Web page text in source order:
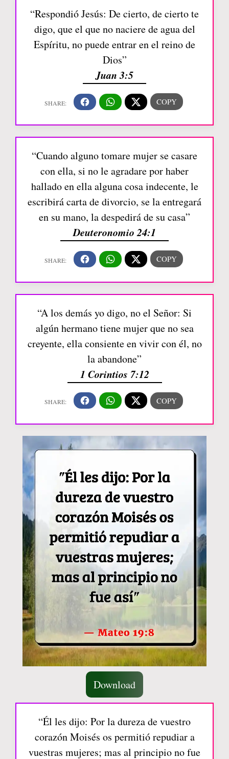
“Respondió Jesús: De cierto, de cierto te
digo, que el que no naciere de agua del
Espíritu, no puede entrar en el reino de
Dios”
Juan 3:5
“Cuando alguno tomare mujer se casare
con ella, si no le agradare por haber
hallado en ella alguna cosa indecente, le
escribirá carta de divorcio, se la entregará
en su mano, la despedirá de su casa”
Deuteronomio 24:1
“A los demás yo digo, no el Señor: Si
algún hermano tiene mujer que no sea
creyente, ella consiente en vivir con él, no
la abandone”
1 Corintios 7:12
Download
“Él les dijo: Por la dureza de vuestro
corazón Moisés os permitió repudiar a
vuestras mujeres; mas al principio no fue